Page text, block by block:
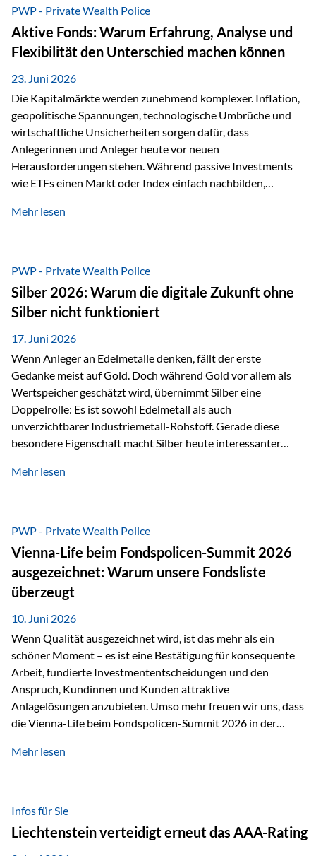
Nostalgie dar, sondern ist die modernste und strategisch
klügste Antwort auf globale Instabilität. Physische Werte
und der richtige Rechtsstandort sind heute keine bloße
Option mehr, sondern eine strategische Notwendigkeit. 1.
Der massive Aufwand hinter einem winzigen…
PWP - Private Wealth Police
Aktive Fonds: Warum Erfahrung, Analyse und
Flexibilität den Unterschied machen können
23. Juni 2026
Die Kapitalmärkte werden zunehmend komplexer. Inflation,
geopolitische Spannungen, technologische Umbrüche und
wirtschaftliche Unsicherheiten sorgen dafür, dass
Anlegerinnen und Anleger heute vor neuen
Herausforderungen stehen. Während passive Investments
wie ETFs einen Markt oder Index einfach nachbilden,
setzen auf die Expertise erfahrener Fondsmanager, die
Veränderungen geprägt ist, kann diese aktive
Herangehensweise einen entscheidenden Mehrwert bieten.
Was zeichnet aktive Fonds aus? Aktive Fonds verfolgen das
Ziel, nicht nur einen Markt abzubilden, sondern gezielt
Anlageentscheidungen zu treffen. Fondsmanager
analysieren Unternehmen,…
Mehr lesen
PWP - Private Wealth Police
Silber 2026: Warum die digitale Zukunft ohne
Silber nicht funktioniert
17. Juni 2026
Wenn Anleger an Edelmetalle denken, fällt der erste
Gedanke meist auf Gold. Doch während Gold vor allem als
Wertspeicher geschätzt wird, übernimmt Silber eine
Doppelrolle: Es ist sowohl Edelmetall als auch
unverzichtbarer Industriemetall-Rohstoff. Gerade diese
besondere Eigenschaft macht Silber heute interessanter
elektrischer – und genau dort spielt Silber eine
Leitfähigkeit aller Metalle. Diese Eigenschaft macht es für
zahlreiche Zukunftstechnologien praktisch unverzichtbar.
Silber findet sich unter anderem in: Solarmodulen
Elektrofahrzeugen Halbleitern Smartphones und Tablets…
Mehr lesen
PWP - Private Wealth Police
Vienna-Life beim Fondspolicen-Summit 2026
ausgezeichnet: Warum unsere Fondsliste
überzeugt
10. Juni 2026
Wenn Qualität ausgezeichnet wird, ist das mehr als ein
schöner Moment – es ist eine Bestätigung für konsequente
Arbeit, fundierte Investmententscheidungen und den
Anspruch, Kundinnen und Kunden attraktive
Anlagelösungen anzubieten. Umso mehr freuen wir uns, dass
die Vienna-Life beim Fondspolicen-Summit 2026 in der
dieser Ehrung ist der renommierte Fondspolicenreport der
analysiert und verglichen wurden. Das Ergebnis: Die ETF-
Auswahl der Vienna-Life zählt zu den drei besten Angeboten
am Markt. Für uns ist diese Auszeichnung eine Bestätigung
Mehr lesen
Infos für Sie
Liechtenstein verteidigt erneut das AAA-Rating